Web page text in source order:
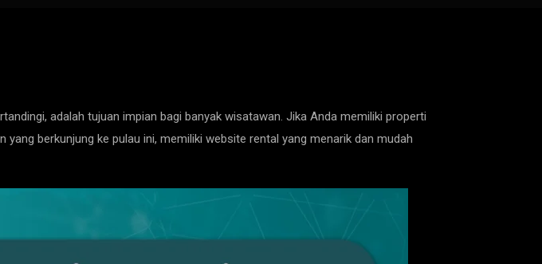
adalah tujuan impian bagi banyak wisatawan. Jika Anda memiliki properti
berkunjung ke pulau ini, memiliki website rental yang menarik dan mudah